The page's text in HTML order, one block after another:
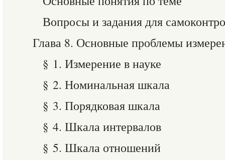
Вопросы и задания для
Глава 8. Основные проблемы
§ 1. Измерение в науке
§ 2. Номинальная шкала
§ 3. Порядковая шкала
§ 4. Шкала интервалов
§ 5. Шкала отношений